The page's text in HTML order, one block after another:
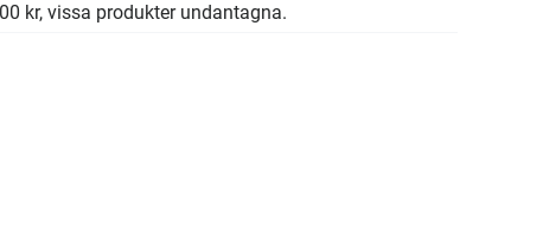
kr, vissa produkter undantagna.